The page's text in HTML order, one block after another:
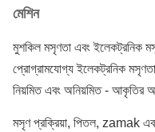
মেশিন
মুশকিল মসৃণতা এবং ইলেকট্রনিক
প্রোগ্রামযোগ্য ইলেকট্রনিক
নিয়মিত এবং অনিয়মিত - আকৃতির
মসৃণ প্রক্রিয়া, পিতল, zamak এবং